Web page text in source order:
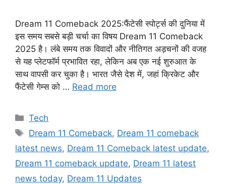
Dream 11 Comeback 2025:फैंटेसी स्पोर्ट्स की दुनिया में
इस समय सबसे बड़ी चर्चा का विषय Dream 11 Comeback
2025 है। लंबे समय तक विवादों और नीतिगत अड़चनों की वजह
से यह प्लेटफॉर्म प्रभावित रहा, लेकिन अब एक नई शुरुआत के
साथ वापसी कर चुका है। भारत जैसे देश में, जहां क्रिकेट और
फैंटेसी गेम्स को … Read more
Categories
Tech
Tags
Dream 11 Comeback, Dream 11 comeback
latest news, Dream 11 Comeback latest update,
Dream 11 comeback update, Dream 11 latest
news today, Dream 11 Updates